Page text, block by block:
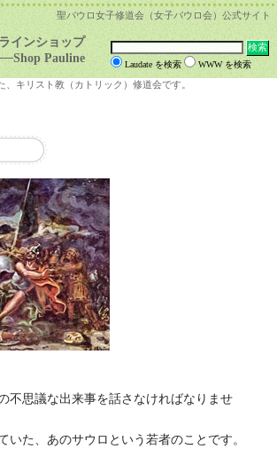
聖パウロ女子修道会（女子パウロ会）公式サイト
インショップ
Pauline
Laudate を検索 WWW を検索
キリスト教（カトリック）修道会です。
不思議な出来事を話さなければなりませ
た、あのサウロという若者のことです。